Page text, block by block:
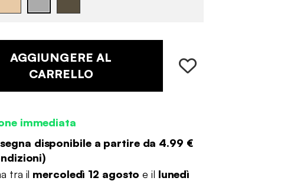
AGGIUNGERE AL
CARRELLO
immediata
disponibile a partire da 4.99 €
)
tra il mercoledì 12 agosto e il lunedì